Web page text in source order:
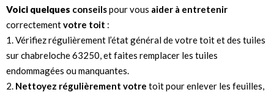
Voici quelques conseilspour vous aider à entretenir
correctementvotre toit :
1. Vérifiez régulièrement l’état général de votre toit et des tuiles
sur chabreloche 63250, et faites remplacer les tuiles
endommagées ou manquantes.
2. Nettoyez régulièrement votre toit pour enlever les feuilles,